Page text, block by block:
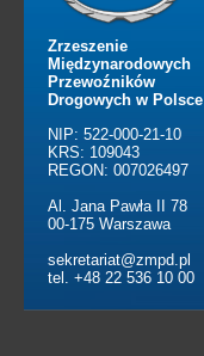
Zrzeszenie
Międzynarodowych
Przewoźników
Drogowych w Polsce
NIP: 522-000-21-10
KRS: 109043
REGON: 007026497
Al. Jana Pawła II 78
00-175 Warszawa
sekretariat@zmpd.pl
tel. +48 22 536 10 00